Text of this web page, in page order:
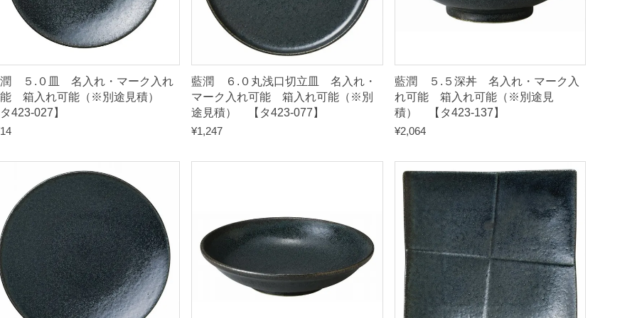
【
タ
4
2
3
】
q
u
a
n
５.０皿 名入れ・マーク入れ
箱入れ可能（※別途見積）
タ423-027】
藍潤 ６.０丸浅口切立皿 名入れ・
マーク入れ可能 箱入れ可能（※別
途見積） 【タ423-077】
¥1,247
藍潤 ５.５深丼 名入れ・マーク入
れ可能 箱入れ可能（※別途見
積） 【タ423-137】
¥2,064